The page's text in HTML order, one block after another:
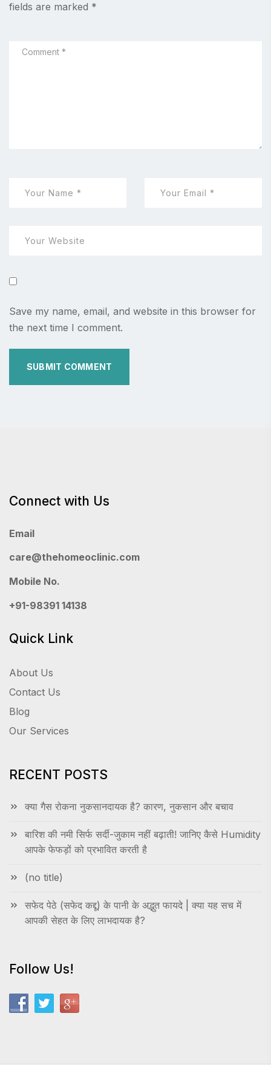
fields are marked *
Save my name, email, and website in this browser for
the next time I comment.
Connect with Us
Email
care@thehomeoclinic.com
Mobile No.
+91-98391 14138
Quick Link
About Us
Contact Us
Blog
Our Services
RECENT POSTS
क्या गैस रोकना नुकसानदायक है? कारण, नुकसान और बचाव
बारिश की नमी सिर्फ सर्दी-जुकाम नहीं बढ़ाती! जानिए कैसे Humidity
आपके फेफड़ों को प्रभावित करती है
(no title)
सफेद पेठे (सफेद कद्दू) के पानी के अद्भुत फायदे | क्या यह सच में
आपकी सेहत के लिए लाभदायक है?
Follow Us!